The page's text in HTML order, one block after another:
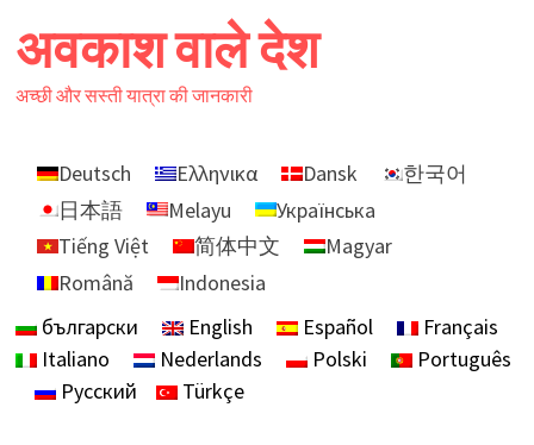
to
content
अवकाश वाले देश
अच्छी और सस्ती यात्रा की जानकारी
Deutsch Ελληνικα Dansk
한국어
日本語
Melayu
Українська
Tiếng Việt
简体中文
Magyar
Română
Indonesia
български
English Español
Français
Italiano
Nederlands Polski
Português
Русский
Türkçe